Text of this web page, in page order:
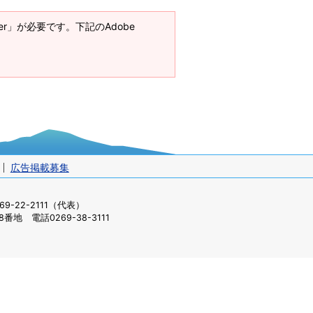
」が必要です。下記のAdobe
広告掲載募集
22-2111（代表）
番地 電話0269-38-3111